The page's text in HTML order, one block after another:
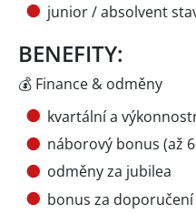
junior / absolvent
BENEFITY:
💰 Finance & odměny
kvartální a
náborový bonus (až
odměny za jubilea
bonus za doporučení